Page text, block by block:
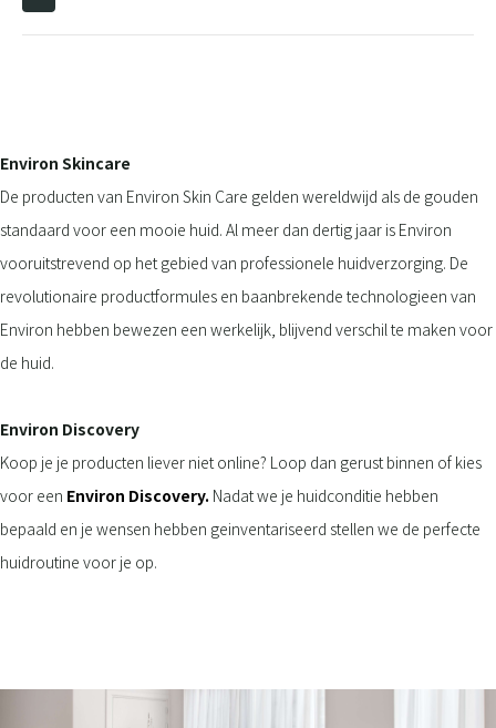
Environ Skincare
De producten van Environ Skin Care gelden wereldwijd als de gouden
standaard voor een mooie huid. Al meer dan dertig jaar is Environ
vooruitstrevend op het gebied van professionele huidverzorging. De
revolutionaire productformules en baanbrekende technologieen van
Environ hebben bewezen een werkelijk, blijvend verschil te maken voor
de huid.
Environ Discovery
Koop je je producten liever niet online? Loop dan gerust binnen of kies
voor een Environ Discovery. Nadat we je huidconditie hebben
bepaald en je wensen hebben geinventariseerd stellen we de perfecte
huidroutine voor je op.